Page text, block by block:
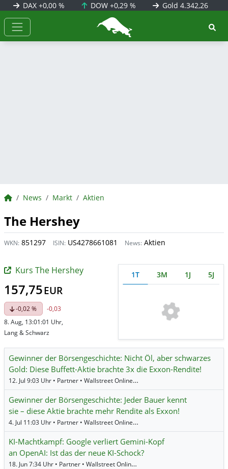
DAX +0,00 % DOW+0,29 % Gold 4.342,26
BörsenNEWS.de
BörsenNEWS.de
News Markt Aktien
The Hershey
WKN: 851297 ISIN: US4278661081 News: Aktien
Kurs The Hershey
157,75EUR
-0,02 %
-0,03
8. Aug, 13:01:01 Uhr,
Lang & Schwarz
1T 3M 1J 5J
Gewinner der Börsengeschichte: Nicht Öl, aber schwarzes
Gold: Diese Buffett-Aktie brachte 3x die Exxon-Rendite!
12. Jul 9:03 Uhr • Partner • Wallstreet Online •
Gewinner der Börsengeschichte: Jeder Bauer kennt
sie – diese Aktie brachte mehr Rendite als Exxon!
4. Jul 11:03 Uhr • Partner • Wallstreet Online •
KI-Machtkampf: Google verliert Gemini-Kopf
an OpenAI: Ist das der neue KI-Schock?
18. Jun 7:34 Uhr • Partner • Wallstreet Online •